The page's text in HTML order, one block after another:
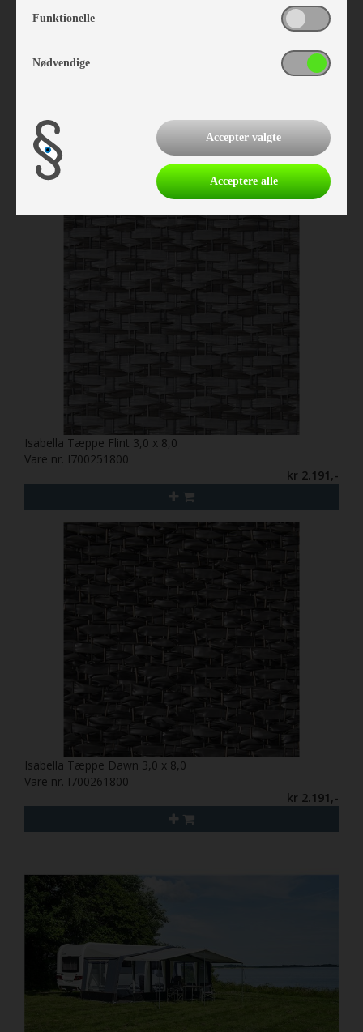
Isabella Tæppe North 3,0 x 8,0
Vare nr. I700241800
kr 2.191,-
Isabella Tæppe Flint 3,0 x 8,0
Vare nr. I700251800
kr 2.191,-
Isabella Tæppe Dawn 3,0 x 8,0
Vare nr. I700261800
kr 2.191,-
Funktionelle
Nødvendige
Accepter valgte
Acceptere alle